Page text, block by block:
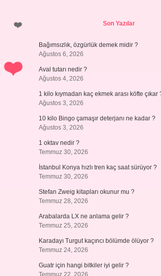
SidebarSon Yazılar
Bağımsızlık, özgürlük demek midir ?
Ağustos 6, 2026
Aval tutarı nedir ?
Ağustos 4, 2026
1 kilo kıymadan kaç ekmek arası köfte çıkar
Ağustos 3, 2026
10 kilo Bingo çamaşır deterjanı ne kadar ?
Ağustos 3, 2026
1 oktav nedir ?
Temmuz 30, 2026
İstanbul Konya hızlı tren kaç saat sürüyor ?
Temmuz 30, 2026
Stefan Zweig kitapları okunur mu ?
Temmuz 28, 2026
Arabalarda LX ne anlama gelir ?
Temmuz 25, 2026
Karadayı Turgut kaçıncı bölümde ölüyor ?
Temmuz 24, 2026
Guatr için hangi bitkiler iyi gelir ?
Temmuz 22, 2026